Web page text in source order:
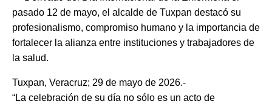
pasado 12 de mayo, el alcalde de Tuxpan destacó su
profesionalismo, compromiso humano y la importancia de
fortalecer la alianza entre instituciones y trabajadores de
la salud.
Tuxpan, Veracruz; 29 de mayo de 2026.-
“La celebración de su día no sólo es un acto de